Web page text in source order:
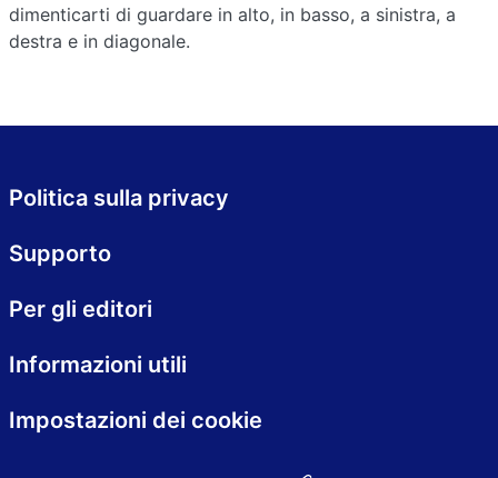
dimenticarti di guardare in alto, in basso, a sinistra, a
destra e in diagonale.
Politica sulla privacy
Supporto
Per gli editori
Informazioni utili
Impostazioni dei cookie